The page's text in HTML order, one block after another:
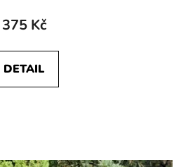
375 Kč
DETAIL